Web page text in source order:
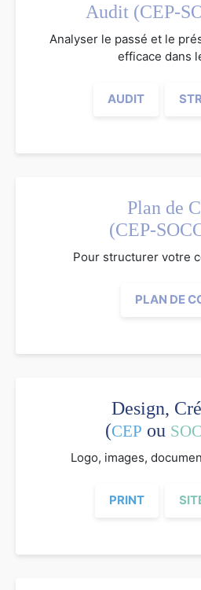
Audit (CEP-
Analyser le passé et le
efficace dans
AUDIT
Plan de
(CEP-
Pour structurer votre
PLAN DE
Design,
(CEP ou
Logo, images,
PRINT